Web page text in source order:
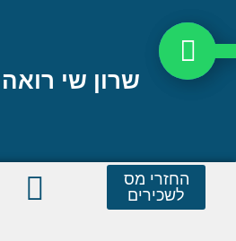
שרון שי
החזרי מס
לשכירים